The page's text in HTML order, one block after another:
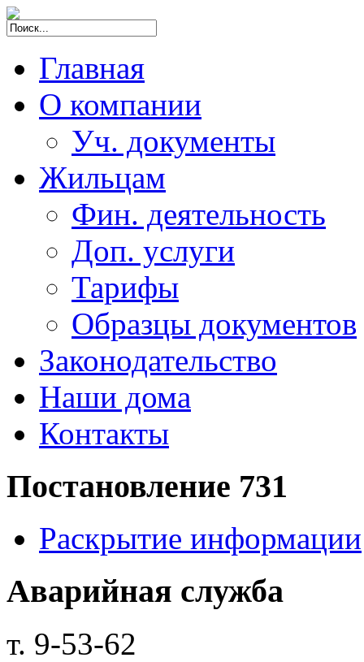
Главная
О компании
Уч. документы
Жильцам
Фин. деятельность
Доп. услуги
Тарифы
Образцы документов
Законодательство
Наши дома
Контакты
Постановление 731
Раскрытие информации
Аварийная служба
т. 9-53-62